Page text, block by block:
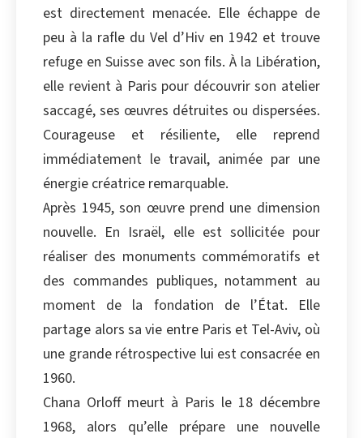
est directement menacée. Elle échappe de
peu à la rafle du Vel d’Hiv en 1942 et trouve
refuge en Suisse avec son fils. À la Libération,
elle revient à Paris pour découvrir son atelier
saccagé, ses œuvres détruites ou dispersées.
Courageuse et résiliente, elle reprend
immédiatement le travail, animée par une
énergie créatrice remarquable.
Après 1945, son œuvre prend une dimension
nouvelle. En Israël, elle est sollicitée pour
réaliser des monuments commémoratifs et
des commandes publiques, notamment au
moment de la fondation de l’État. Elle
partage alors sa vie entre Paris et Tel-Aviv, où
une grande rétrospective lui est consacrée en
1960.
Chana Orloff meurt à Paris le 18 décembre
1968, alors qu’elle prépare une nouvelle